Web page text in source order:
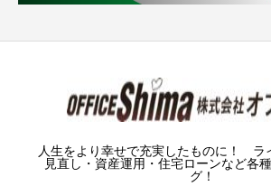
人生をより幸せで充実したものに！ ラ
見直し・資産運用・住宅ローンなど各
グ！